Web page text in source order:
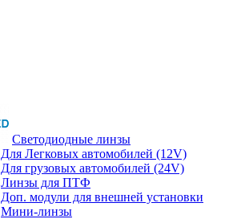
Светодиодные линзы
Для Легковых автомобилей (12V)
Для грузовых автомобилей (24V)
Линзы для ПТФ
Доп. модули для внешней установки
Мини-линзы